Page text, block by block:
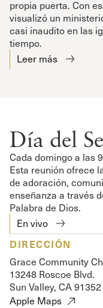
propia puerta. Con
visualizó un
casi inaudito en las
tiempo.
Leer más
Día del
Cada domingo a las
Esta reunión ofrece
de adoración,
enseñanza a través
Palabra de Dios.
En vivo
DIRECCIÓN
Grace Community
13248 Roscoe Blvd.
Sun Valley, CA 91352
Apple Maps